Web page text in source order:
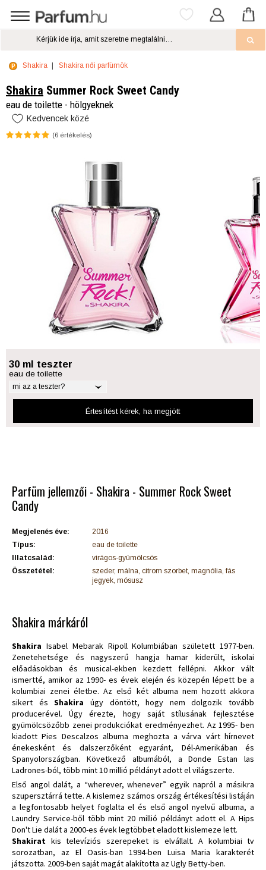
Shakira Shakira női parfümök
Shakira Summer Rock Sweet Candy
eau de toilette - hölgyeknek
Kedvencek közé
(6 értékelés)
30 ml teszter
eau de toilette
mi az a teszter?
Értesítést kérek, ha megjött
Parfüm jellemzői - Shakira - Summer Rock Sweet
Candy
Megjelenés éve:
2016
Típus:
eau de toilette
Illatcsalád:
virágos-gyümölcsös
Összetétel:
szeder, málna, citrom szorbet, magnólia, fás
jegyek, mósusz
Shakira márkáról
Shakira Isabel Mebarak Ripoll Kolumbiában született 1977-ben.
Zenetehetsége és nagyszerű hangja hamar kiderült, iskolai
előadásokban és musical-ekben kezdett fellépni. Akkor vált
ismertté, amikor az 1990- es évek elején és közepén lépett be a
kolumbiai zenei életbe. Az első két albuma nem hozott akkora
sikert ésShakira úgy döntött, hogy nem dolgozik tovább
producerével. Úgy érezte, hogy saját stílusának fejlesztése
gyümölcsözőbb zenei produkciókat eredményezhet. Az 1995- ben
kiadott Pies Descalzos albuma meghozta a várva várt hírnevet
énekesként és dalszerzőként egyaránt, Dél-Amerikában és
Spanyolországban. Következő albumából, a Donde Estan las
Ladrones-ból, több mint 10 millió példányt adott el világszerte.
Első angol dalát, a “wherever, whenever” egyik napról a másikra
szupersztárrá tette. A kislemez számos ország értékesítési listáján
a legfontosabb helyet foglalta el és első angol nyelvű albuma, a
Laundry Service-ből több mint 20 millió példányt adott el. A Hips
Don't Lie dalát a 2000-es évek legtöbbet eladott kislemeze lett.
Shakirat kis televíziós szerepeket is elvállalt. A kolumbiai tv
sorozatban, az El Oasis-ban 1994-ben Luisa Maria karakterét
játszotta. 2009-ben saját magát alakította az Ugly Betty-ben.